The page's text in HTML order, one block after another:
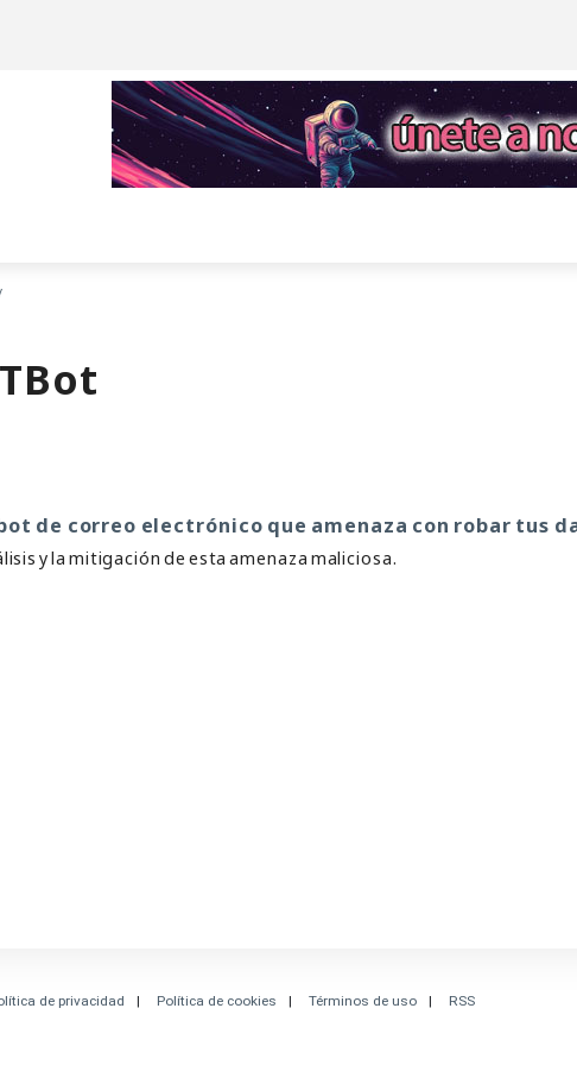
de correo electrónico que amenaza con robar tus
y la mitigación de esta amenaza maliciosa.
de privacidad Política de cookies Términos de uso RSS